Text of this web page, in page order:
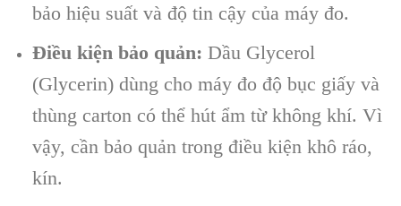
bảo hiệu suất và độ tin cậy của máy đo.
Điều kiện bảo quản: Dầu Glycerol
(Glycerin) dùng cho máy đo độ bục giấy và
thùng carton có thể hút ẩm từ không khí. Vì
vậy, cần bảo quản trong điều kiện khô ráo,
kín.